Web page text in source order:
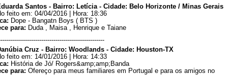
sempre
Santos - Bairro: Letícia - Cidade: Belo Horizonte / Minas Gerais
feito em: 04/04/2016 | Hora: 18:36
Dope - Bangatn Boys ( BTS )
para: Duda , Maisa , Henrique e Taiane
Cruz - Bairro: Woodlands - Cidade: Houston-TX
feito em: 14/01/2016 | Hora: 14:33
História de Jó/ Rogers&amp;amp;Banda
para: Ofereço para meus familiares em Portugal e para os amigos no